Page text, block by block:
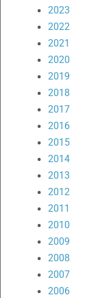
2023
2022
2021
2020
2019
2018
2017
2016
2015
2014
2013
2012
2011
2010
2009
2008
2007
2006